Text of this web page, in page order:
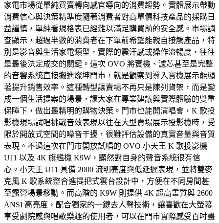
家電市場從單純買賣轉向感官導向的消費趨勢。實體展示帶動
消費信心與決策精準度隨著消費者對高單價科技產品的採購日
益謹慎，單純看規格表已經難以滿足購買前的安全感。市場調
查顯示，超過半數的消費者在下單前希望能親自接觸產品，特
別是影音與生活家電類型，實際的震汗感或操作流暢度，往往
是最後決定成交的關鍵。這次 OVO 將實機、濾芯甚至是完整
的音響系統直接搬進燦坤門市，就是觀察到導入實機展示能顯
著提升銷售效率。這種轉型讓賣場不再只是陳列貨架，而是變
成一個生活提案的場景，讓大家在專業建議與實際體驗的雙重
保障下，做出最精明的購物決策。門市也能開演唱會，K 歌投
影機現場試唱挑戰音效表現以往在大型賣場展示投影機時，受
限於開放式空間的噪音干擾，很難評估設備的真實音量與音質
表現。不過這次在門市開放試唱的 OVO 小天王 K 歌投影機
U11 以及 4K 旗艦機 K9W，顯然對自身的聲音系統很有信
心。小天王 U11 具備 2000 流明亮度與低延遲表現，並將雙麥
克風 K 歌系統整合進提把式雲台設計中，方便在不同房間甚
至露營場景移動。而高階的 K9W 則提供 4K 超高畫質與 2600
ANSI 高亮度，配合獨家的一鍵去人聲技術，讓喜歡在大螢幕
享受劇院感與唱歌樂趣的使用者，可以在門市實際感受百吋畫